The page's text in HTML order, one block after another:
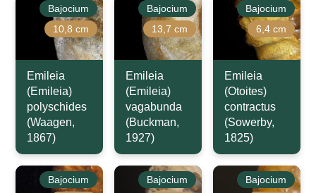
Bajocium
10,8 cm
Emileia
(Emileia)
polyschides
(Waagen,
1867)
Bajocium
13,7 cm
Emileia
(Emileia)
vagabunda
(Buckman,
1927)
Bajocium
6,4 cm
Emileia
(Otoites)
contractus
(Sowerby,
1825)
Bajocium
Bajocium
Bajocium